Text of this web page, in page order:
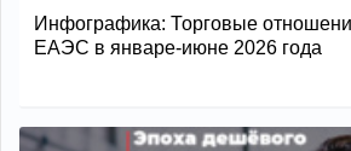
Инфографика: Торговые
ЕАЭС в январе-июне 2026 года